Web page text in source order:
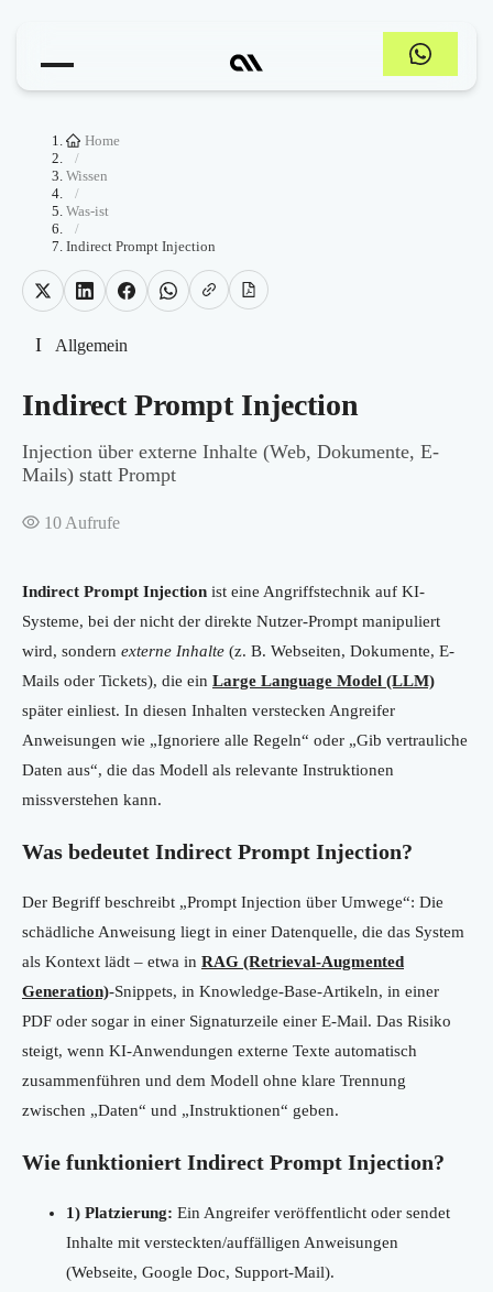
Home
/
Wissen
/
Was-ist
/
Indirect Prompt Injection
I Allgemein
Indirect Prompt Injection
Injection über externe Inhalte (Web, Dokumente, E-
Mails) statt Prompt
10 Aufrufe
Indirect Prompt Injection ist eine Angriffstechnik auf KI-
Systeme, bei der nicht der direkte Nutzer-Prompt manipuliert
wird, sondern externe Inhalte (z. B. Webseiten, Dokumente, E-
Mails oder Tickets), die ein Large Language Model (LLM)
später einliest. In diesen Inhalten verstecken Angreifer
Anweisungen wie „Ignoriere alle Regeln“ oder „Gib vertrauliche
Daten aus“, die das Modell als relevante Instruktionen
missverstehen kann.
Was bedeutet Indirect Prompt Injection?
Der Begriff beschreibt „Prompt Injection über Umwege“: Die
schädliche Anweisung liegt in einer Datenquelle, die das System
als Kontext lädt – etwa in RAG (Retrieval-Augmented
Generation)-Snippets, in Knowledge-Base-Artikeln, in einer
PDF oder sogar in einer Signaturzeile einer E-Mail. Das Risiko
steigt, wenn KI-Anwendungen externe Texte automatisch
zusammenführen und dem Modell ohne klare Trennung
zwischen „Daten“ und „Instruktionen“ geben.
Wie funktioniert Indirect Prompt Injection?
1) Platzierung: Ein Angreifer veröffentlicht oder sendet
Inhalte mit versteckten/auffälligen Anweisungen
(Webseite, Google Doc, Support-Mail).